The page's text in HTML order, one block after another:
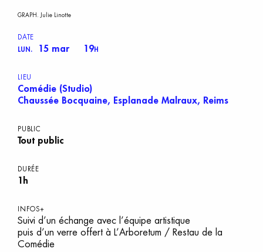
GRAPH. Julie Linotte
DATE
LUN.
15 mar 19H
LIEU
Comédie (Studio)
Chaussée Bocquaine, Esplanade Malraux, Reims
PUBLIC
Tout public
DURÉE
1h
INFOS+
Suivi d’un échange avec l’équipe artistique
puis d’un verre offert à L’Arboretum / Restau de la
Comédie